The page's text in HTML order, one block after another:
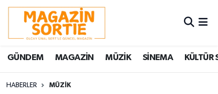
GÜNDEM MAGAZİN MÜZİK SİNEMA KÜLTÜR
HABERLER MÜZİK
Nöbetçi Eczaneler
Hava Durumu
Trafik Durumu